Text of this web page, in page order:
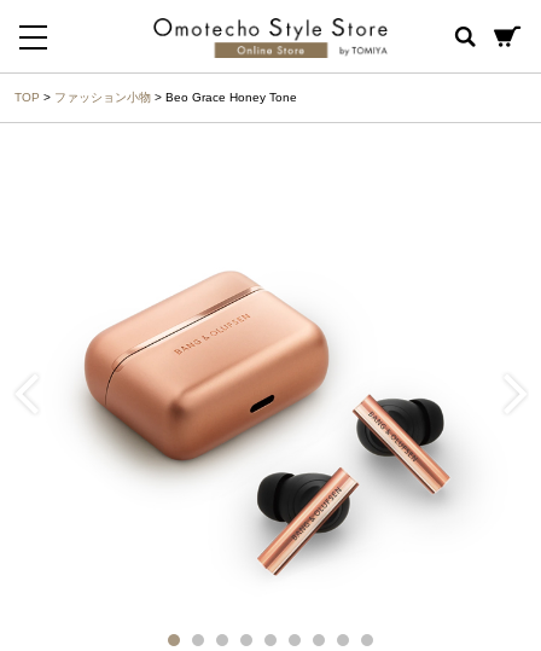
TOP > ファッション小物 > Beo Grace Honey Tone